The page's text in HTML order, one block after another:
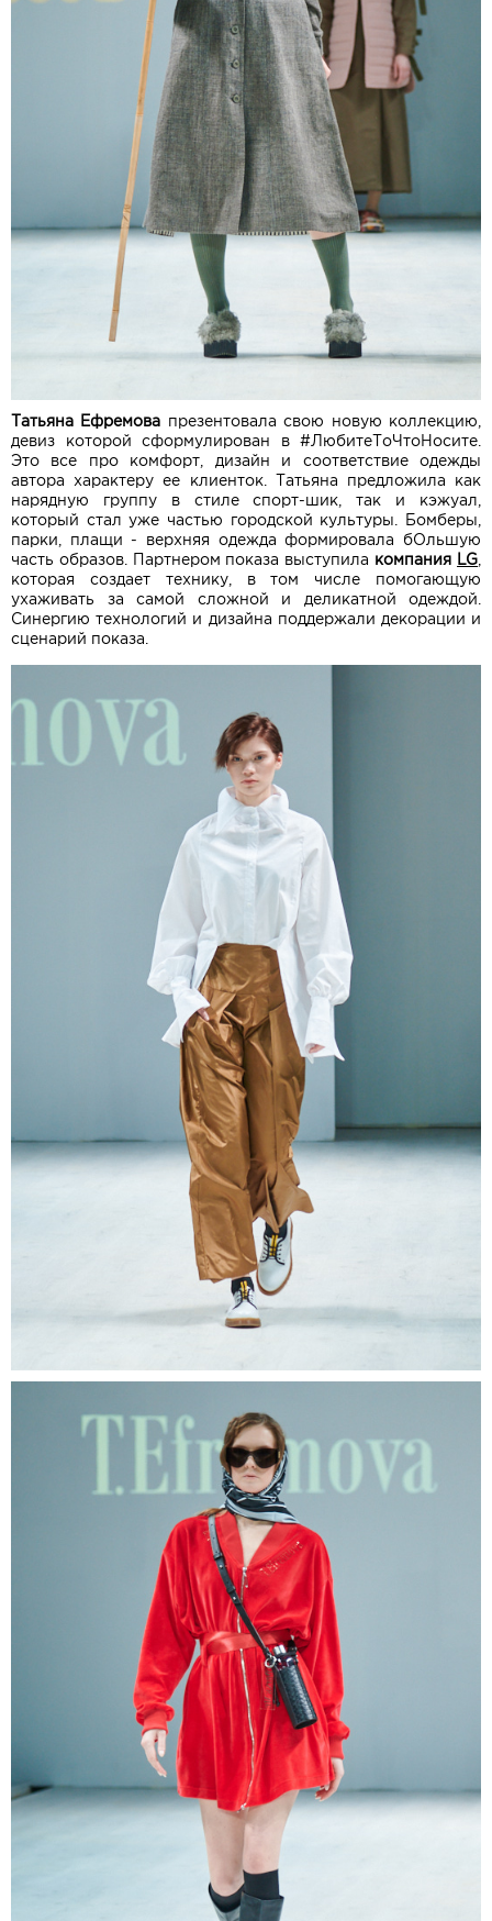
Татьяна Ефремова презентовала свою новую коллекцию,
девиз которой сформулирован в #ЛюбитеТоЧтоНосите.
Это все про комфорт, дизайн и соответствие одежды
автора характеру ее клиенток. Татьяна предложила как
нарядную группу в стиле спорт-шик, так и кэжуал,
который стал уже частью городской культуры. Бомберы,
парки, плащи - верхняя одежда формировала бОльшую
часть образов. Партнером показа выступила компания LG
которая создает технику, в том числе помогающую
ухаживать за самой сложной и деликатной одеждой.
Синергию технологий и дизайна поддержали декорации и
сценарий показа.